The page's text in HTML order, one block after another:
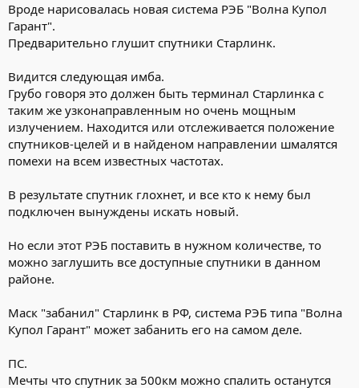
Вроде нарисовалась новая система РЭБ "Волна Купол
Гарант".
Предварительно глушит спутники Старлинк.
Видится следующая имба.
Грубо говоря это должен быть терминал Старлинка с
таким же узконаправленным но очень мощным
излучением. Находится или отслеживается положение
спутников-целей и в найденом направлении шмалятся
помехи на всем известных частотах.
В результате спутник глохнет, и все кто к нему был
подключен вынуждены искать новый.
Но если этот РЭБ поставить в нужном количестве, то
можно заглушить все доступные спутники в данном
районе.
Маск "забанил" Старлинк в РФ, система РЭБ типа "Волна
Купол Гарант" может забанить его на самом деле.
ПС.
Мечты что спутник за 500км можно спалить останутся